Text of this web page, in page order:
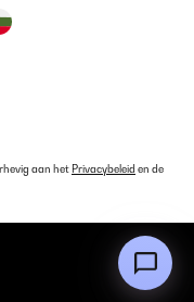
aan het Privacybeleid en de